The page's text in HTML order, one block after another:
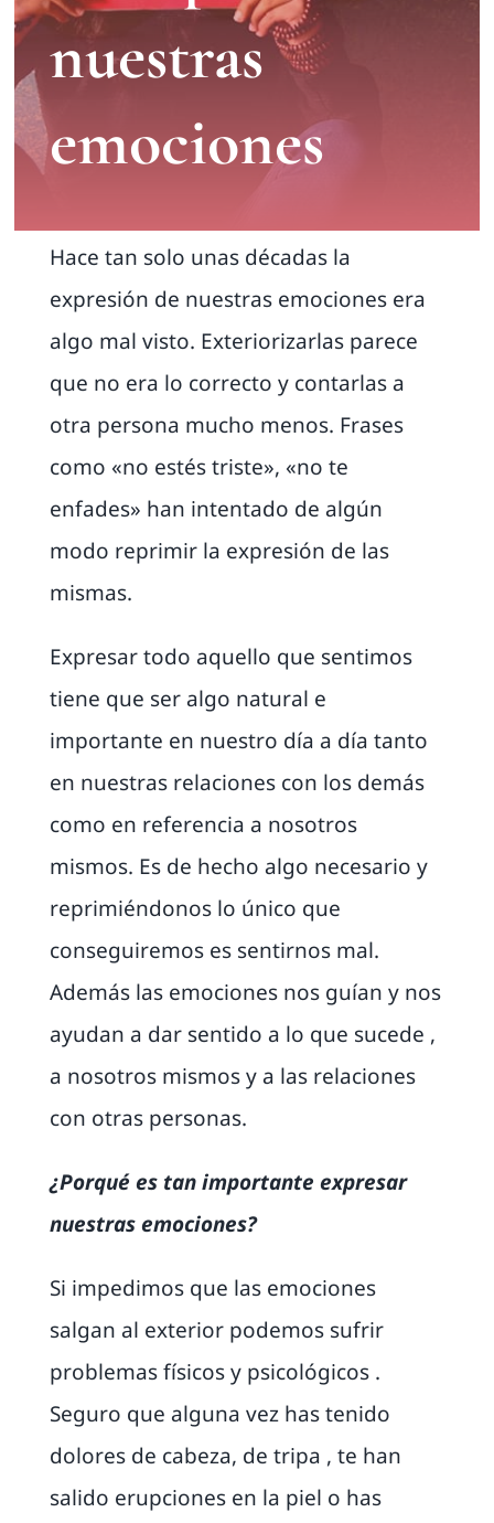
nuestras
emociones
Hace tan solo unas décadas la
expresión de nuestras emociones era
algo mal visto. Exteriorizarlas parece
que no era lo correcto y contarlas a
otra persona mucho menos. Frases
como «no estés triste», «no te
enfades» han intentado de algún
modo reprimir la expresión de las
mismas.
Expresar todo aquello que sentimos
tiene que ser algo natural e
importante en nuestro día a día tanto
en nuestras relaciones con los demás
como en referencia a nosotros
mismos. Es de hecho algo necesario y
reprimiéndonos lo único que
conseguiremos es sentirnos mal.
Además las emociones nos guían y nos
ayudan a dar sentido a lo que sucede ,
a nosotros mismos y a las relaciones
con otras personas.
¿Porqué es tan importante expresar
nuestras emociones?
Si impedimos que las emociones
salgan al exterior podemos sufrir
problemas físicos y psicológicos .
Seguro que alguna vez has tenido
dolores de cabeza, de tripa , te han
salido erupciones en la piel o has